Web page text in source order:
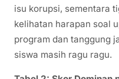
isu korupsi, sementara
kelihatan harapan soal
program dan tanggung
siswa masih ragu ragu.